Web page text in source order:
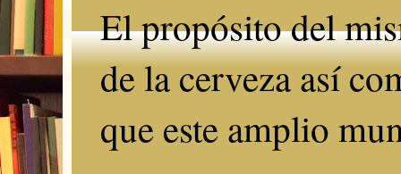
El propósito del
de la cerveza así
que este amplio